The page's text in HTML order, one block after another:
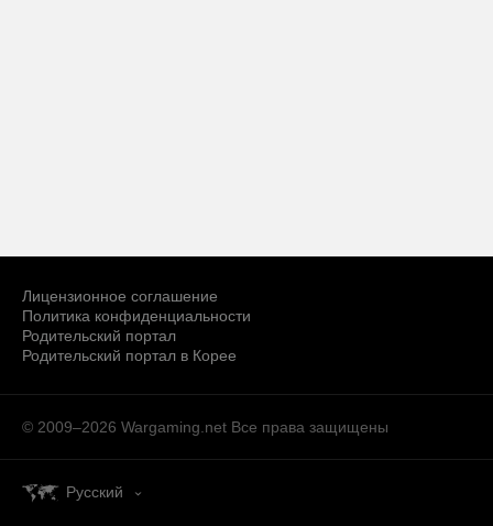
Лицензионное соглашение
Политика конфиденциальности
Родительский портал
Родительский портал в Корее
© 2009–2026 Wargaming.net Все права защищены
Русский